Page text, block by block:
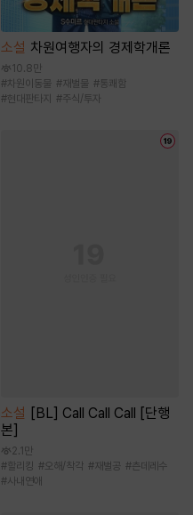
소설 차원여행자의 경제학개론
10.8만
#차원이동물 #재벌물 #통쾌함
#현대판타지 #주식/투자
소설 [BL] Call Call Call [단행
본]
2.1만
#할리킹 #오해/착각 #재벌공 #츤데레수
#사내연애